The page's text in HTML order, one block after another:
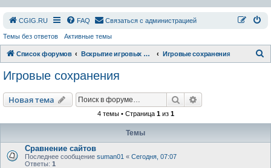
СGIG.RU FAQ Связаться с администрацией
Темы без ответов Активные темы
Список форумов Вскрытие игровых ресурсов Игровые сохранения
Игровые сохранения
Новая тема Поиск
4 темы • Страница 1из 1
Темы
Сравнение сайтов
Последнее сообщение suman01 « Сегодня, 07:07
Ответы: 1